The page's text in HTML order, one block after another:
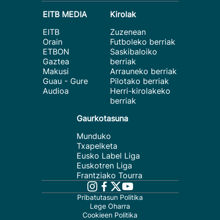
EITB MEDIA
EITB
Orain
ETBON
Gaztea
Makusi
Guau - Gure
Audioa
Kirolak
Zuzenean
Futboleko berriak
Saskibaloiko
berriak
Arrauneko berriak
Pilotako berriak
Herri-kirolakeko
berriak
Gaurkotasuna
Munduko
Txapelketa
Eusko Label Liga
Euskotren Liga
Frantziako Tourra
Pribatutasun Politika
Lege Oharra
Cookieen Politika